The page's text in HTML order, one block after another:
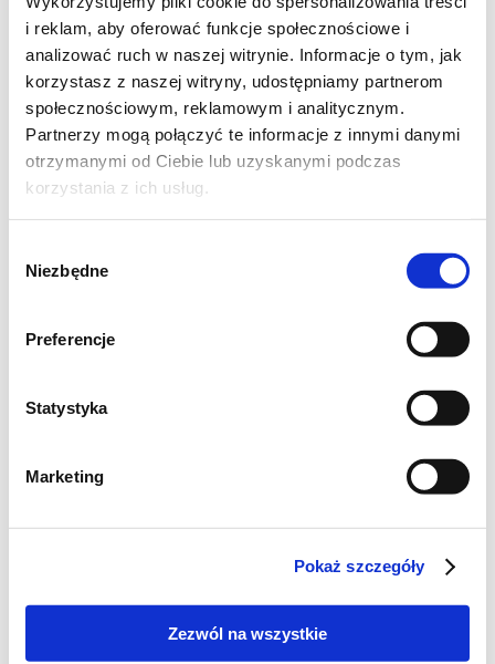
i reklam, aby oferować funkcje społecznościowe i
analizować ruch w naszej witrynie. Informacje o tym, jak
korzystasz z naszej witryny, udostępniamy partnerom
społecznościowym, reklamowym i analitycznym.
Partnerzy mogą połączyć te informacje z innymi danymi
otrzymanymi od Ciebie lub uzyskanymi podczas
korzystania z ich usług.
zgody
Niezbędne
Preferencje
Statystyka
Marketing
Pokaż szczegóły
Zezwól na wszystkie
wody
1 łyżeczka ciemnego kakao
owoce sezonowe: np. wiśnie czy
porzeczki
Jogurt posłodź do smaku i podziel na 2
części. Do jednej części dodaj rozpuszczoną
warstwami: owoce, biały jogurt i jogurt
Podawaj mocno schłodzony.